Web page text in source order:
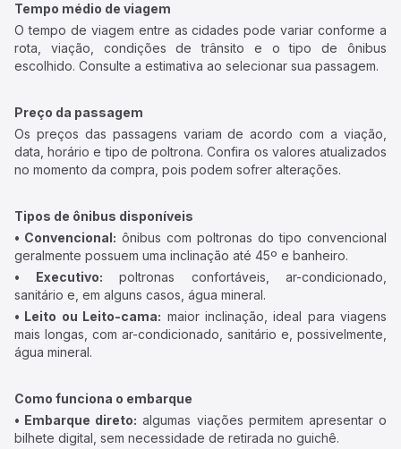
Tempo médio de viagem
O tempo de viagem entre as cidades pode variar conforme a
rota, viação, condições de trânsito e o tipo de ônibus
escolhido. Consulte a estimativa ao selecionar sua passagem.
Preço da passagem
Os preços das passagens variam de acordo com a viação,
data, horário e tipo de poltrona. Confira os valores atualizados
no momento da compra, pois podem sofrer alterações.
Tipos de ônibus disponíveis
• Convencional: ônibus com poltronas do tipo convencional
geralmente possuem uma inclinação até 45º e banheiro.
• Executivo: poltronas confortáveis, ar-condicionado,
sanitário e, em alguns casos, água mineral.
• Leito ou Leito-cama: maior inclinação, ideal para viagens
mais longas, com ar-condicionado, sanitário e, possivelmente,
água mineral.
Como funciona o embarque
• Embarque direto: algumas viações permitem apresentar o
bilhete digital, sem necessidade de retirada no guichê.